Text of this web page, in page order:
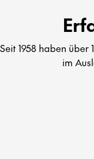
Seit 1958 haben über
im